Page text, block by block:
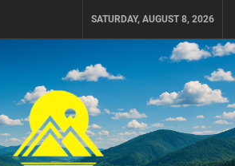
SATURDAY, AUGUST 8, 2026